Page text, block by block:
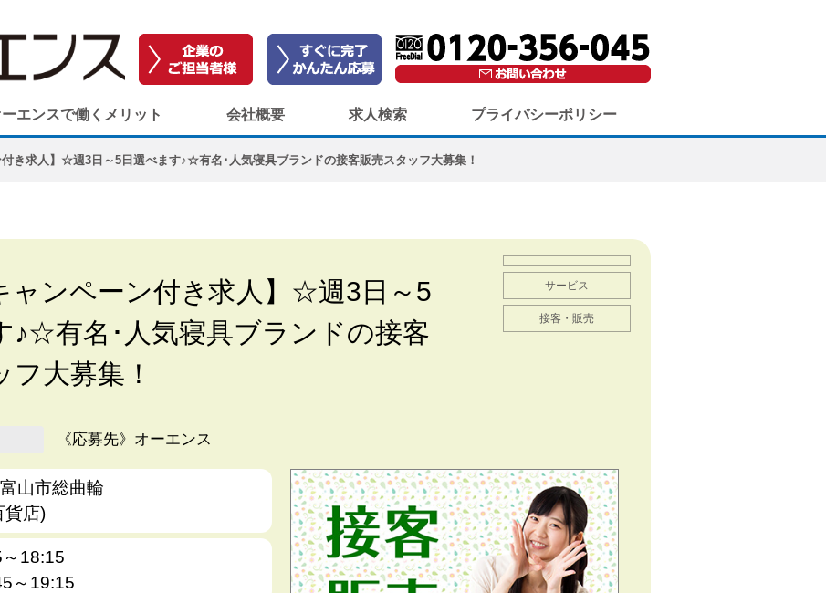
エンスで働くメリット 会社概要 求人検索 プライバシーポリシー
き求人】☆週3日～5日選べます♪☆有名･人気寝具ブランドの接客販売スタッフ大募集！
サービス
接客・販売
ャンペーン付き求人】☆週3日～5
♪☆有名･人気寝具ブランドの接客
大募集！
《応募先》オーエンス
山市総曲輪
貨店)
18:15
～19:15